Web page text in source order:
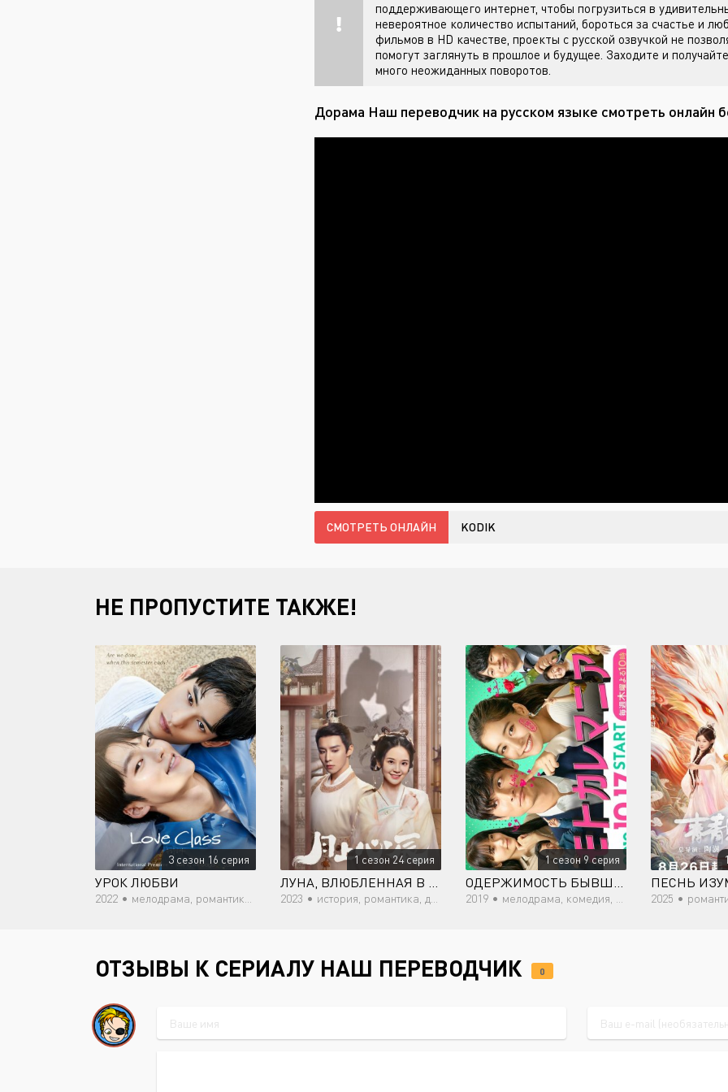
поддерживающего интернет, чтобы погрузиться в
невероятное количество испытаний, бороться за счастье и
фильмов в HD качестве, проекты с русской озвучкой не
помогут заглянуть в прошлое и будущее. Заходите и
много неожиданных поворотов.
Дорама Наш переводчик на русском языке смотреть онлайн
СМОТРЕТЬ ОНЛАЙН KODIK
НЕ ПРОПУСТИТЕ ТАКЖЕ!
3 сезон 16 серия
УРОК ЛЮБВИ
2022 • мелодрама, романтика, молодость
1 сезон 24 серия
ЛУНА, ВЛЮБЛЕННАЯ В ЗВЕЗДЫ
2023 • история, романтика, драма
1 сезон 9 серия
ОДЕРЖИМОСТЬ БЫВШИМ
2019 • мелодрама, комедия, романтика 2025 • романтика,
ОТЗЫВЫ К СЕРИАЛУ НАШ ПЕРЕВОДЧИК 0